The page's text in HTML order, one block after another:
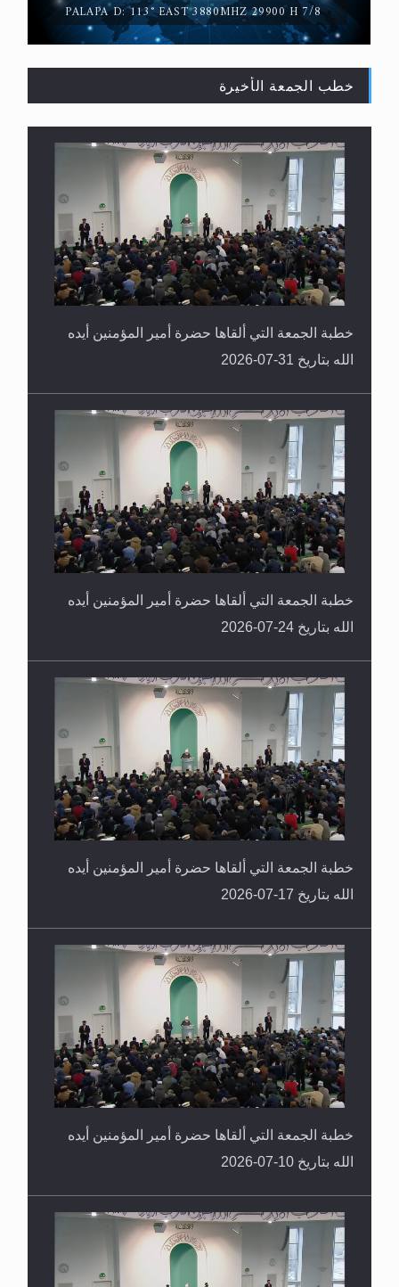
القرآن قاضٍ وحكمٌ على السنة ومهيمنٌ عليها.. ليس
العكس
PALAPA D: 113° EAST 3880MHZ 29900 H 7/8
خطب الجمعة الأخيرة
خطبة الجمعة التي ألقاها حضرة أمير المؤمنين أيده
الله بتاريخ 31-07-2026
خطبة الجمعة التي ألقاها حضرة أمير المؤمنين أيده
الله بتاريخ 24-07-2026
خطبة الجمعة التي ألقاها حضرة أمير المؤمنين أيده
الله بتاريخ 17-07-2026
خطبة الجمعة التي ألقاها حضرة أمير المؤمنين أيده
الله بتاريخ 10-07-2026